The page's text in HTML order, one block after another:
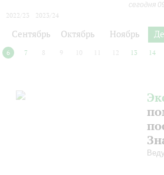
сегодня
2022/23
2023/24
Сентябрь Октябрь Ноябрь
6 7 8 9 10 12 13 14